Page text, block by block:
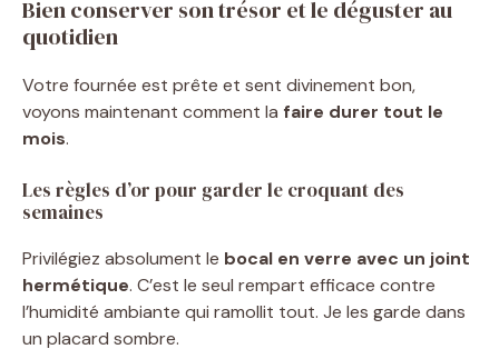
Bien conserver son trésor et le déguster au
quotidien
Votre fournée est prête et sent divinement bon,
voyons maintenant comment la faire durer tout le
mois.
Les règles d’or pour garder le croquant des
semaines
Privilégiez absolument le bocal en verre avec un joint
hermétique. C’est le seul rempart efficace contre
l’humidité ambiante qui ramollit tout. Je les garde dans
un placard sombre.